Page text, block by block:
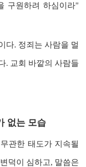
구원하려 하심이라"
다. 정죄는 사람을 멀
. 교회 바깥의 사람들
없는 모습
관한 태도가 지속될
덕이 심하고, 말씀은